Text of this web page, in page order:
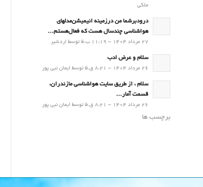
ملکی
درودبرشما من درزمینه انیمیشن‌مدلهای
هواشناسی چندسال هست که فعال‌هستم...
27 مرداد 1404 - 11:19 ب.ظ توسط اردشیر
سلام و عرض ادب
26 مرداد 1404 - 8:21 ق.ظ توسط ایمان نبی پور
سلام ، از طریق سایت هواشناسی مازندران،
قسمت آمار...
26 مرداد 1404 - 8:21 ق.ظ توسط ایمان نبی پور
برچسب ها